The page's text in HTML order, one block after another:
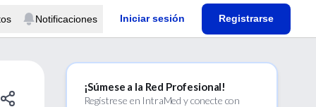
Notificaciones Iniciar sesión Registrarse
¡Súmese a la Red Profesional!
Regístrese en IntraMed y conecte con